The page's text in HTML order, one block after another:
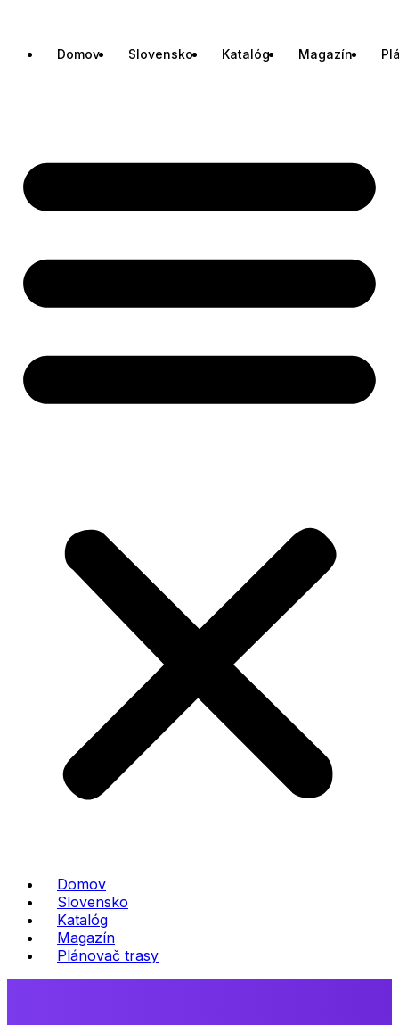
Domov Slovensko Katalóg Magazín
Domov
Slovensko
Katalóg
Magazín
Plánovač trasy